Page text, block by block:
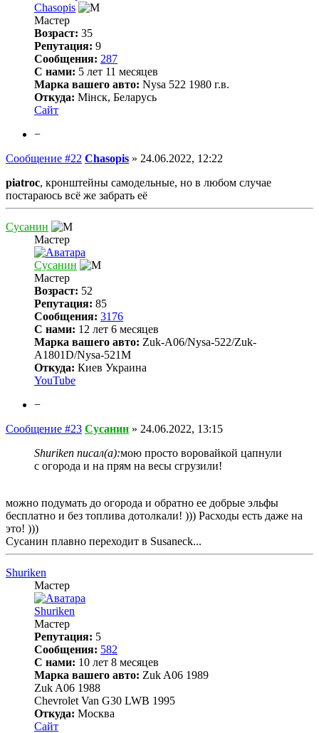
Chasopis
Мастер
Возраст: 35
Репутация: 9
Сообщения: 287
С нами: 5 лет 11 месяцев
Марка вашего авто: Nysa 522 1980 г.в.
Откуда: Мінск, Беларусь
Сайт
−
Сообщение #22 Chasopis » 24.06.2022, 12:22
piatroc, кронштейны самодельные, но в любом случае
постараюсь всё же забрать её
Сусанин
Мастер
Сусанин
Мастер
Возраст: 52
Репутация: 85
Сообщения: 3176
С нами: 12 лет 6 месяцев
Марка вашего авто: Zuk-A06/Nysa-522/Zuk-
A1801D/Nysa-521M
Откуда: Киев Украина
YouTube
−
Сообщение #23 Сусанин » 24.06.2022, 13:15
Shuriken писал(а):мою просто воровайкой цапнули
с огорода и на прям на весы сгрузили!
можно подумать до огорода и обратно ее добрые эльфы
бесплатно и без топлива дотолкали! ))) Расходы есть даже на
это! )))
Сусанин плавно переходит в Susaneck...
Shuriken
Мастер
Shuriken
Мастер
Репутация: 5
Сообщения: 582
С нами: 10 лет 8 месяцев
Марка вашего авто: Zuk A06 1989
Zuk A06 1988
Chevrolet Van G30 LWB 1995
Откуда: Москва
Сайт